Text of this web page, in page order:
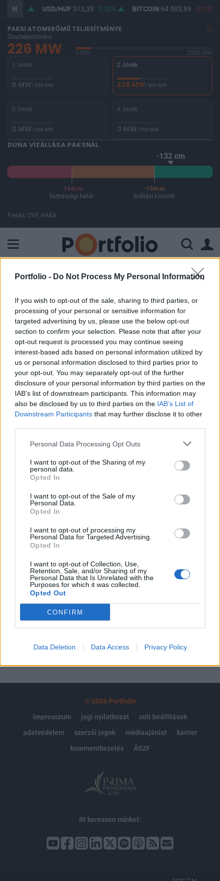
Portfolio - Do Not Process My Personal Information
If you wish to opt-out of the sale, sharing to third parties, or
processing of your personal or sensitive information for
targeted advertising by us, please use the below opt-out
section to confirm your selection. Please note that after your
opt-out request is processed you may continue seeing
interest-based ads based on personal information utilized by
us or personal information disclosed to third parties prior to
your opt-out. You may separately opt-out of the further
disclosure of your personal information by third parties on the
IAB’s list of downstream participants. This information may
also be disclosed by us to third parties on the IAB’s List of
Downstream Participants that may further disclose it to other
Personal Data Processing Opt Outs
I want to opt-out of the Sharing of my
personal data.
Opted In
I want to opt-out of the Sale of my
Personal Data.
Opted In
I want to opt-out of processing my
Personal Data for Targeted Advertising.
Opted In
I want to opt-out of Collection, Use,
Retention, Sale, and/or Sharing of my
Personal Data that Is Unrelated with the
Purposes for which it was collected.
Opted Out
CONFIRM
Data Deletion Data Access Privacy Policy
0,1% USD/HUF313,33 0,08% BITCOIN 64 503,89 -0,15%
PAKSI ATOMERŐMŰ TELJESÍTMÉNYE
Összteljesítmény
226 MW 0 MW
2000 MW
1. blokk
0 MW/ 500 MW
2. blokk
226 MW/ 500 MW
3. blokk
0 MW/ 500 MW
4. blokk
0 MW/ 500 MW
DUNA VÍZÁLLÁSA PAKSNÁL
-132 cm
-144cm
biztonsági határ
-134cm
leállási küszöb
Forrás: OVF, HAEA
ELŐFIZETŐI TARTALOM
305 alatt a dollár
Portfolio
2026. június 04. 13:05
A dollár 2,5 egységet gyengült a forinttal szemben, az
árfolyama 304,6 körül jár. USD/HUF árfolyamának
alakulása Forrás: Portfolio-Teletrader Kft. Devizapárok,
indexek, árutőzsdei termékek, részvények, CFD-k. Minden,
ami a hullámzó árfolyamok kapcsán megdobogtatja egy
KEDVES OLVASÓNK!
A keresett cikk a portfolio.hu hírarchívumához
tartozik, melynek olvasása előfizetéses
regisztrációhoz kötött.
Az előfizetés a következőket tartalmazza:
Portfolio.hu teljes cikkarchívum
Kötéslisták: BÉT elmúlt 2 év napon belüli
kötéslistái
Előfizetés
MÁR ELŐFIZETŐNK VAGY?
© 2026 Portfolio
impresszum
jogi nyilatkozat
süti beállítások
adatvédelem
szerzői jogok médiaajánlat
karrier
kommentkezelés
ÁSZF
Itt keressen minket: